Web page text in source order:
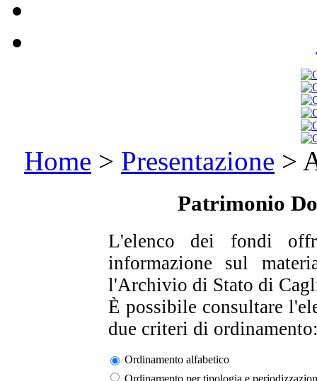
Home > Presentazione >
Patrimonio
L'elenco dei fondi
informazione sul
l'Archivio di Stato di
È possibile consultare
due criteri di
Ordinamento alfabetico
Ordinamento per tipologia e